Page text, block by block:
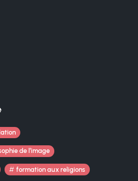
de l’image
formation aux religions